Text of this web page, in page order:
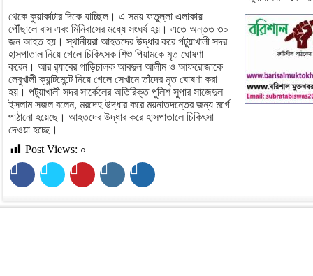
থেকে কুয়াকাটার দিকে যাচ্ছিল। এ সময় ফতুল্লা এলাকায়
পৌঁছালে বাস এবং মিনিবাসের মধ্যে সংঘর্ষ হয়। এতে অন্তত ৩০
জন আহত হয়। স্থানীয়রা আহতদের উদ্ধার করে পটুয়াখালী সদর
হাসপাতাল নিয়ে গেলে চিকিৎসক শিশু পিয়ামকে মৃত ঘোষণা
করেন। আর র‍্যাবের গাড়িচালক আবদুল আলীম ও আফরোজাকে
লেবুখালী ক্যান্টমেন্টে নিয়ে গেলে সেখানে তাঁদের মৃত ঘোষণা করা
হয়। পটুয়াখালী সদর সার্কেলের অতিরিক্ত পুলিশ সুপার সাজেদুল
ইসলাম সজল বলেন, মরদেহ উদ্ধার করে ময়নাতদন্তের জন্য মর্গে
পাঠানো হয়েছে। আহতদের উদ্ধার করে হাসপাতালে চিকিৎসা
দেওয়া হচ্ছে।
Post Views: ০